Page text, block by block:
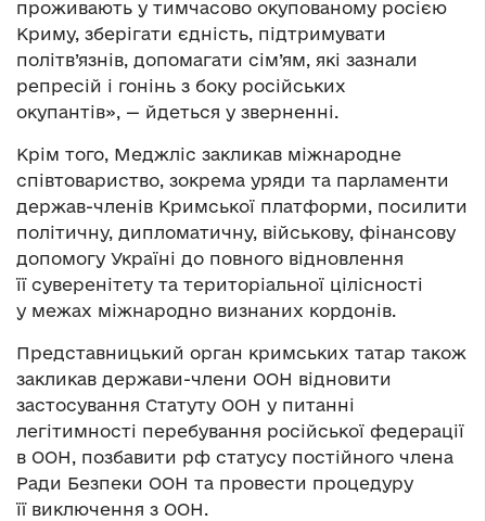
проживають у тимчасово окупованому росією
Криму, зберігати єдність, підтримувати
політв’язнів, допомагати сім’ям, які зазнали
репресій і гонінь з боку російських
окупантів», — йдеться у зверненні.
Крім того, Меджліс закликав міжнародне
співтовариство, зокрема уряди та парламенти
держав-членів Кримської платформи, посилити
політичну, дипломатичну, військову, фінансову
допомогу Україні до повного відновлення
її суверенітету та територіальної цілісності
у межах міжнародно визнаних кордонів.
Представницький орган кримських татар також
закликав держави-члени ООН відновити
застосування Статуту ООН у питанні
легітимності перебування російської федерації
в ООН, позбавити рф статусу постійного члена
Ради Безпеки ООН та провести процедуру
її виключення з ООН.